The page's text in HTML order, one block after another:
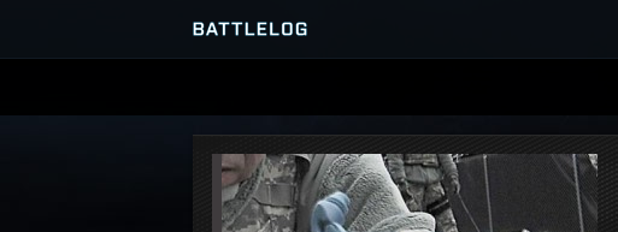
SERVER-BROWSER
MATCHES